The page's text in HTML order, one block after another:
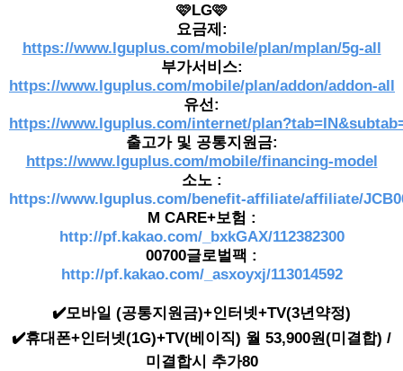
🩷LG🩷
요금제:
https://www.lguplus.com/mobile/plan/mplan/5g-all
부가서비스:
https://www.lguplus.com/mobile/plan/addon/addon-all
유선:
https://www.lguplus.com/internet/
출고가 및 공통지원금:
https://www.lguplus.com/mobile/financing-model
소노 :
https://www.lguplus.com/benefit-affiliate/affiliate/
M CARE+보험 :
http://pf.kakao.com/_bxkGAX/112382300
00700글로벌팩 :
http://pf.kakao.com/_asxoyxj/113014592
✔️모바일 (공통지원금)+인터넷+TV(3년약정)
✔️휴대폰+인터넷(1G)+TV(베이직) 월 53,900원(미결합) /
미결합시 추가80